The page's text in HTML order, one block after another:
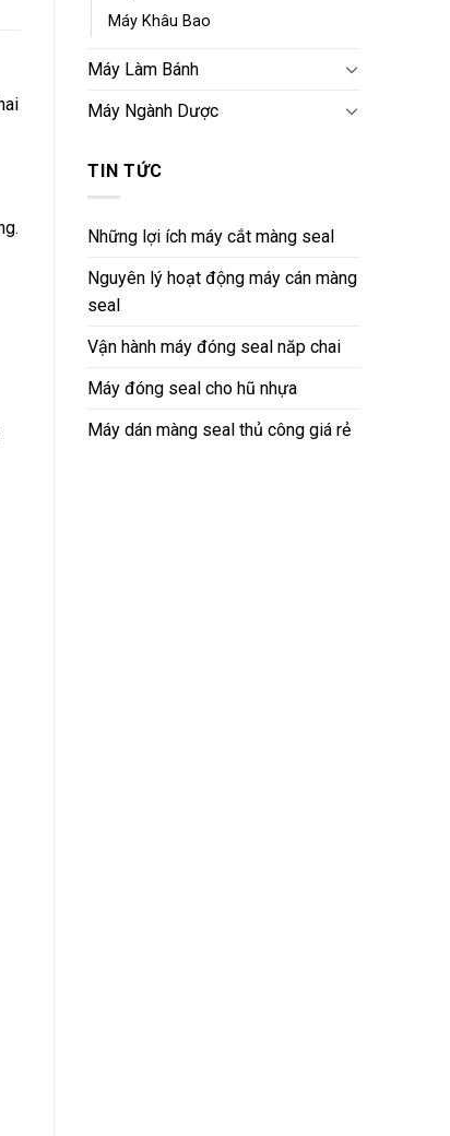
Máy Khâu Bao
Máy Làm Bánh
Máy Ngành Dược
TIN TỨC
Những lợi ích máy cắt màng seal
Nguyên lý hoạt động máy cán màng
seal
Vận hành máy đóng seal năp chai
Máy đóng seal cho hũ nhựa
Máy dán màng seal thủ công giá rẻ